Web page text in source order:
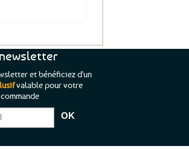
“C’est agréable et tout aussi rassurant
de constater qu’il n’y a pas de petite
mais un client à satisfaire.”
et bénéficiez d'un
valable pour votre